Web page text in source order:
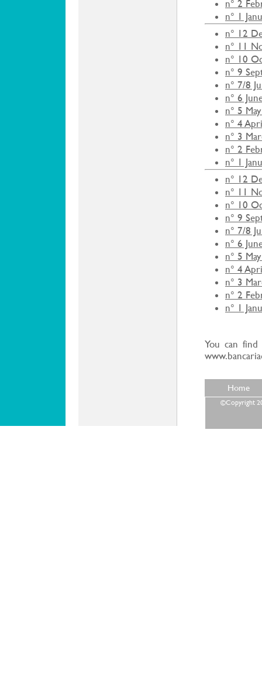
n° 2
n° 1
n° 12
n° 11
n° 10
n° 9
n° 7/8
n° 6
n° 5
n° 4
n° 3
n° 2
n° 1
n° 12
n° 11
n° 10
n° 9
n° 7/8
n° 6
n° 5
n° 4
n° 3
n° 2
n° 1
You can
Home
©Copyright